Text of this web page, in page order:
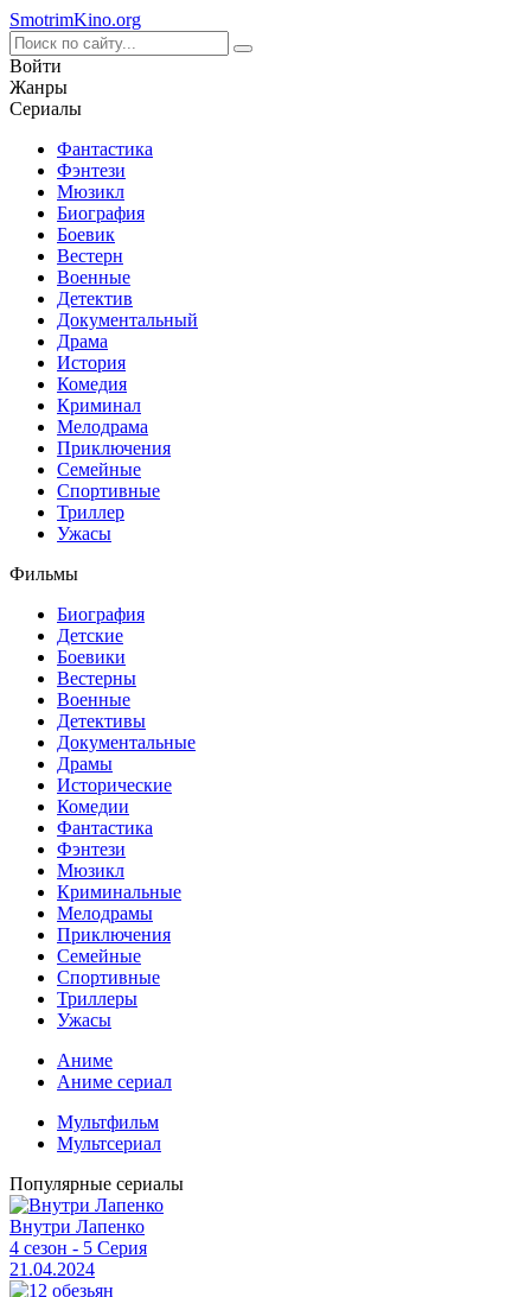
SmotrimKino.org
Войти
Жанры
Сериалы
Фантастика
Фэнтези
Мюзикл
Биография
Боевик
Вестерн
Военные
Детектив
Документальный
Драма
История
Комедия
Криминал
Мелодрама
Приключения
Семейные
Спортивные
Триллер
Ужасы
Фильмы
Биография
Детские
Боевики
Вестерны
Военные
Детективы
Документальные
Драмы
Исторические
Комедии
Фантастика
Фэнтези
Мюзикл
Криминальные
Мелодрамы
Приключения
Семейные
Спортивные
Триллеры
Ужасы
Аниме
Аниме сериал
Мультфильм
Мультсериал
Популярные сериалы
Внутри Лапенко
4 сезон - 5 Серия
21.04.2024